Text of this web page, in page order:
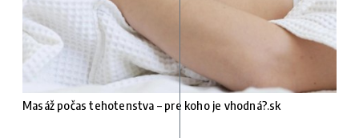
Masáž počas tehotenstva – pre koho je vhodná?.sk